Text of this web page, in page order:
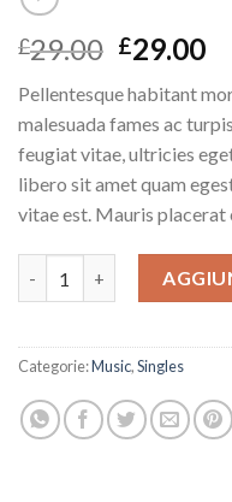
£29.00 Il
originale
era:
£29.00.
£29.00Il
è:
Pellentesque habitant
malesuada fames ac
feugiat vitae, ultricies
libero sit amet quam
vitae est. Mauris placerat
Categorie:Music,Singles